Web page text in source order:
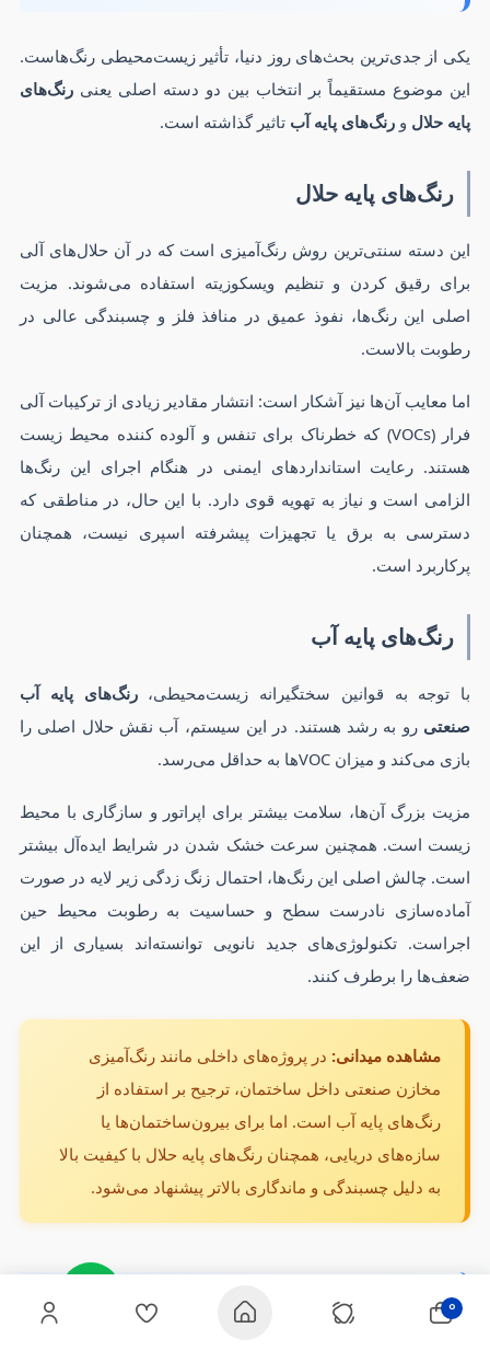
یکی از جدی‌ترین بحث‌های روز دنیا، تأثیر زیست‌محیطی رنگ‌هاست.
این موضوع مستقیماً بر انتخاب بین دو دسته اصلی یعنی رنگ‌های
پایه حلال و رنگ‌های پایه آب تاثیر گذاشته است.
رنگ‌های پایه حلال
این دسته سنتی‌ترین روش رنگ‌آمیزی است که در آن حلال‌های آلی
برای رقیق کردن و تنظیم ویسکوزیته استفاده می‌شوند. مزیت
اصلی این رنگ‌ها، نفوذ عمیق در منافذ فلز و چسبندگی عالی در
رطوبت بالاست.
اما معایب آن‌ها نیز آشکار است: انتشار مقادیر زیادی از ترکیبات آلی
فرار (VOCs) که خطرناک برای تنفس و آلوده کننده محیط زیست
هستند. رعایت استانداردهای ایمنی در هنگام اجرای این رنگ‌ها
الزامی است و نیاز به تهویه قوی دارد. با این حال، در مناطقی که
دسترسی به برق یا تجهیزات پیشرفته اسپری نیست، همچنان
پرکاربرد است.
رنگ‌های پایه آب
با توجه به قوانین سختگیرانه زیست‌محیطی،رنگ‌های پایه آب
صنعتی رو به رشد هستند. در این سیستم، آب نقش حلال اصلی را
بازی می‌کند و میزان VOCها به حداقل می‌رسد.
مزیت بزرگ آن‌ها، سلامت بیشتر برای اپراتور و سازگاری با محیط
زیست است. همچنین سرعت خشک شدن در شرایط ایده‌آل بیشتر
است. چالش اصلی این رنگ‌ها، احتمال زنگ زدگی زیر لایه در صورت
آماده‌سازی نادرست سطح و حساسیت به رطوبت محیط حین
اجراست. تکنولوژی‌های جدید نانویی توانسته‌اند بسیاری از این
ضعف‌ها را برطرف کنند.
مشاهده میدانی: در پروژه‌های داخلی مانند رنگ‌آمیزی
مخازن صنعتی داخل ساختمان، ترجیح بر استفاده از
رنگ‌های پایه آب است. اما برای بیرون‌ساختمان‌ها یا
سازه‌های دریایی، همچنان رنگ‌های پایه حلال با کیفیت بالا
به دلیل چسبندگی و ماندگاری بالاتر پیشنهاد می‌شود.
نکات کلیدی در انتخاب و اجرای رنگ0